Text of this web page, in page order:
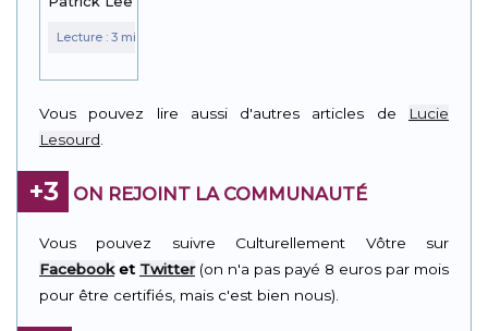
Vous pouvez lire aussi d'autres articles de
Lucie
Lesourd.
+3 ON REJOINT LA COMMUNAUTÉ
Vous pouvez suivre Culturellement Vôtre sur
Facebooket Twitter(on n'a pas payé 8 euros par mois
pour être certifiés, mais c'est bien nous).